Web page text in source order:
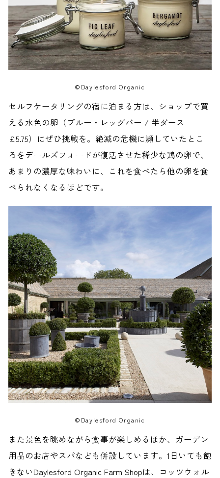
©Daylesford Organic
セルフケータリングの宿に泊まる方は、ショップで買
える水色の卵（ブルー・レッグバー / 半ダース
£5.75）にぜひ挑戦を。絶滅の危機に瀕していたとこ
ろをデールズフォードが復活させた稀少な鶏の卵で、
あまりの濃厚な味わいに、これを食べたら他の卵を食
べられなくなるほどです。
©Daylesford Organic
また景色を眺めながら食事が楽しめるほか、ガーデン
用品のお店やスパなども併設しています。1日いても飽
きないDaylesford Organic Farm Shopは、コッツウォル